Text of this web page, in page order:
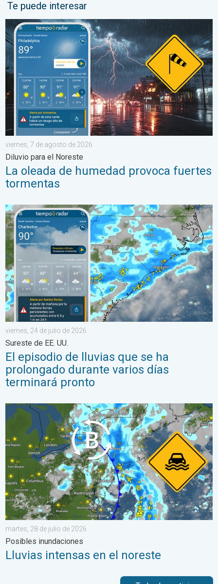
Te puede interesar
La oleada de humedad provoca fuertes tormentas. Diluvio
viernes, 7 de agosto de 2026
Diluvio para el Noreste
La oleada de humedad provoca fuertes
tormentas
El episodio de lluvias que se ha prolongado durante varios
viernes, 24 de julio de 2026
Sureste de EE. UU.
El episodio de lluvias que se ha
prolongado durante varios días
terminará pronto
Lluvias intensas en el noreste. Posibles inundaciones. . .
martes, 28 de julio de 2026
Posibles inundaciones
Lluvias intensas en el noreste